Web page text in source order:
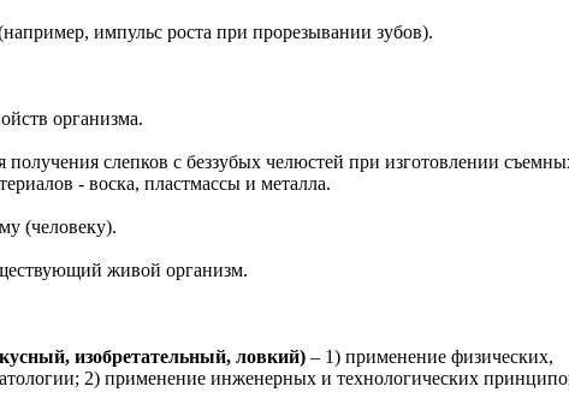
импульс роста при прорезывании зубов).
организма.
получения слепков с беззубых челюстей при изготовлении
- воска, пластмассы и металла.
(человеку).
живой организм.
изобретательный, ловкий) – 1) применение физических,
2) применение инженерных и технологических